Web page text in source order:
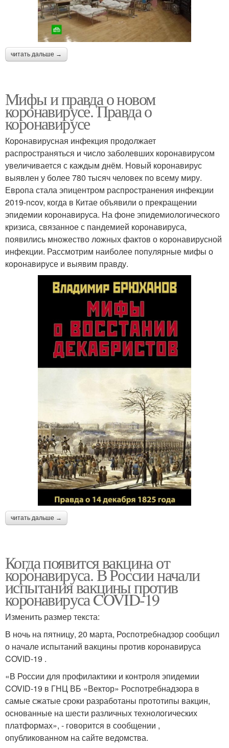
читать дальше →
Мифы и правда о новом
коронавирусе. Правда о
коронавирусе
Коронавирусная инфекция продолжает
распространяться и число заболевших коронавирусом
увеличивается с каждым днём. Новый коронавирус
выявлен у более 780 тысяч человек по всему миру.
Европа стала эпицентром распространения инфекции
2019-ncov, когда в Китае объявили о прекращении
эпидемии коронавируса. На фоне эпидемиологического
кризиса, связанное с пандемией коронавируса,
появились множество ложных фактов о коронавирусной
инфекции. Рассмотрим наиболее популярные мифы о
коронавирусе и выявим правду.
читать дальше →
Когда появится вакцина от
коронавируса. В России начали
испытания вакцины против
коронавируса COVID-19
Изменить размер текста:
В ночь на пятницу, 20 марта, Роспотребнадзор сообщил
о начале испытаний вакцины против коронавируса
COVID-19 .
«В России для профилактики и контроля эпидемии
COVID-19 в ГНЦ ВБ «Вектор» Роспотребнадзора в
самые сжатые сроки разработаны прототипы вакцин,
основанные на шести различных технологических
платформах», - говорится в сообщении ,
опубликованном на сайте ведомства.